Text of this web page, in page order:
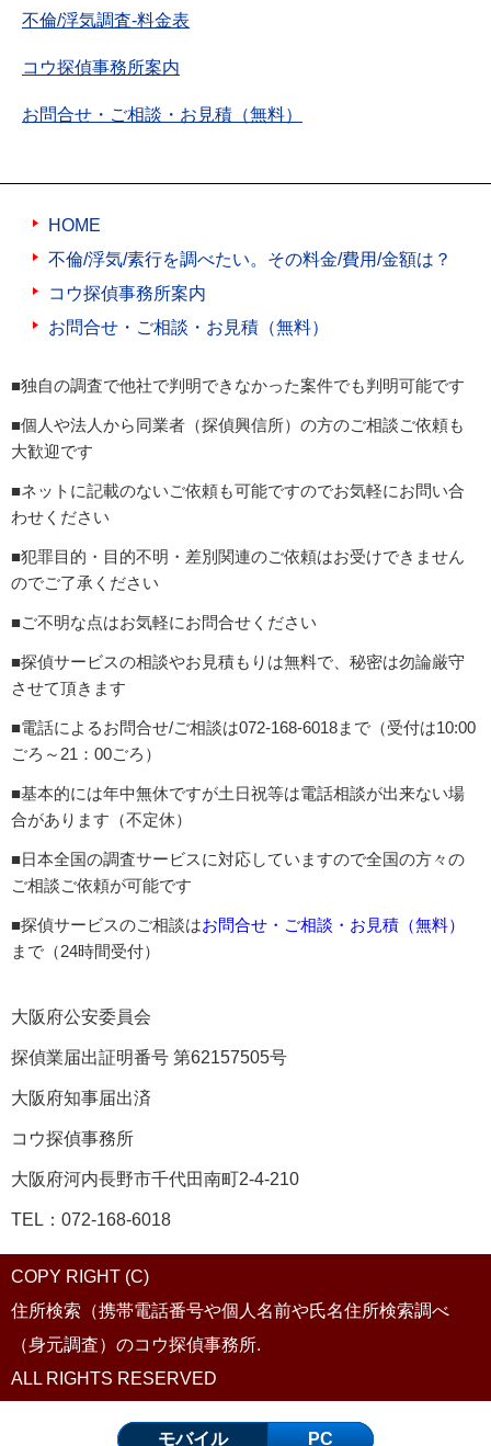
不倫/浮気調査-料金表
コウ探偵事務所案内
お問合せ・ご相談・お見積（無料）
HOME
不倫/浮気/素行を調べたい。その料金/費用/金額は？
コウ探偵事務所案内
お問合せ・ご相談・お見積（無料）
■独自の調査で他社で判明できなかった案件でも判明可能です
■個人や法人から同業者（探偵興信所）の方のご相談ご依頼も
大歓迎です
■ネットに記載のないご依頼も可能ですのでお気軽にお問い合
わせください
■犯罪目的・目的不明・差別関連のご依頼はお受けできません
のでご了承ください
■ご不明な点はお気軽にお問合せください
■探偵サービスの相談やお見積もりは無料で、秘密は勿論厳守
させて頂きます
■電話によるお問合せ/ご相談は072-168-6018まで（受付は10:00
ごろ～21：00ごろ）
■基本的には年中無休ですが土日祝等は電話相談が出来ない場
合があります（不定休）
■日本全国の調査サービスに対応していますので全国の方々の
ご相談ご依頼が可能です
■探偵サービスのご相談はお問合せ・ご相談・お見積（無料）
まで（24時間受付）
大阪府公安委員会
探偵業届出証明番号 第62157505号
大阪府知事届出済
コウ探偵事務所
大阪府河内長野市千代田南町2-4-210
TEL：072-168-6018
COPY RIGHT (C)
住所検索（携帯電話番号や個人名前や氏名住所検索調べ
（身元調査）のコウ探偵事務所.
ALL RIGHTS RESERVED
モバイル PC